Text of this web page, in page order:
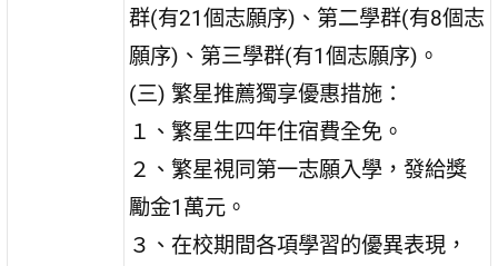
群(有21個志願序)、第二學群(有8個志
願序)、第三學群(有1個志願序)。
(三) 繁星推薦獨享優惠措施：
１、繁星生四年住宿費全免。
２、繁星視同第一志願入學，發給獎
勵金1萬元。
３、在校期間各項學習的優異表現，